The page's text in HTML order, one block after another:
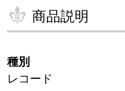
商品説明
種別
レコード